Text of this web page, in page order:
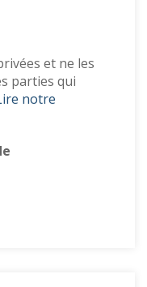
et ne les
parties qui
notre